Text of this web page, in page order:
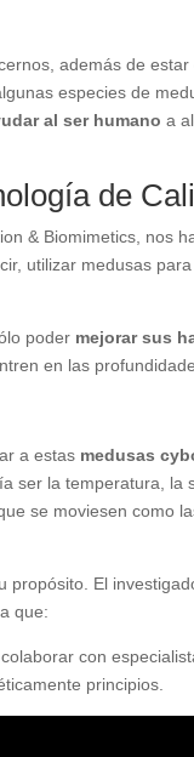
además de
especies de
al ser humano a
de
& Biomimetics, nos
utilizar medusas
poder mejorar sus
en las
a estas medusas
ser la temperatura, la
se moviesen como
propósito. El
que:
con
principios.